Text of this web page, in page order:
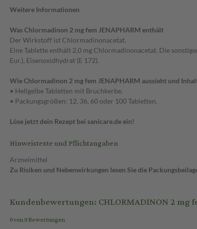
Weitere Informationen
Was Chlormadinon 2 mg fem JENAPHARM enthält
Der Wirkstoff ist Chlormadinonacetat.
Eine Tablette enthält 2,0 mg Chlormadinonacetat. Die
Eur.), Eisenoxidhydrat (E 172).
Wie Chlormadinon 2 mg fem JENAPHARM aussieht und
• Hellgelbe Tabletten mit Bruchkerbe.
• Packungsgrößen: 12, 36, 60 oder 100 Tabletten.
Löse jetzt dein Rezept bei sanicare.de ein!
Hinweistexte und Pflichtangaben
Arzneimittel
Zu Risiken und Nebenwirkungen lesen Sie die
Kundenbewertungen: CHLORMADINON 2
0 von 0 Bewertungen